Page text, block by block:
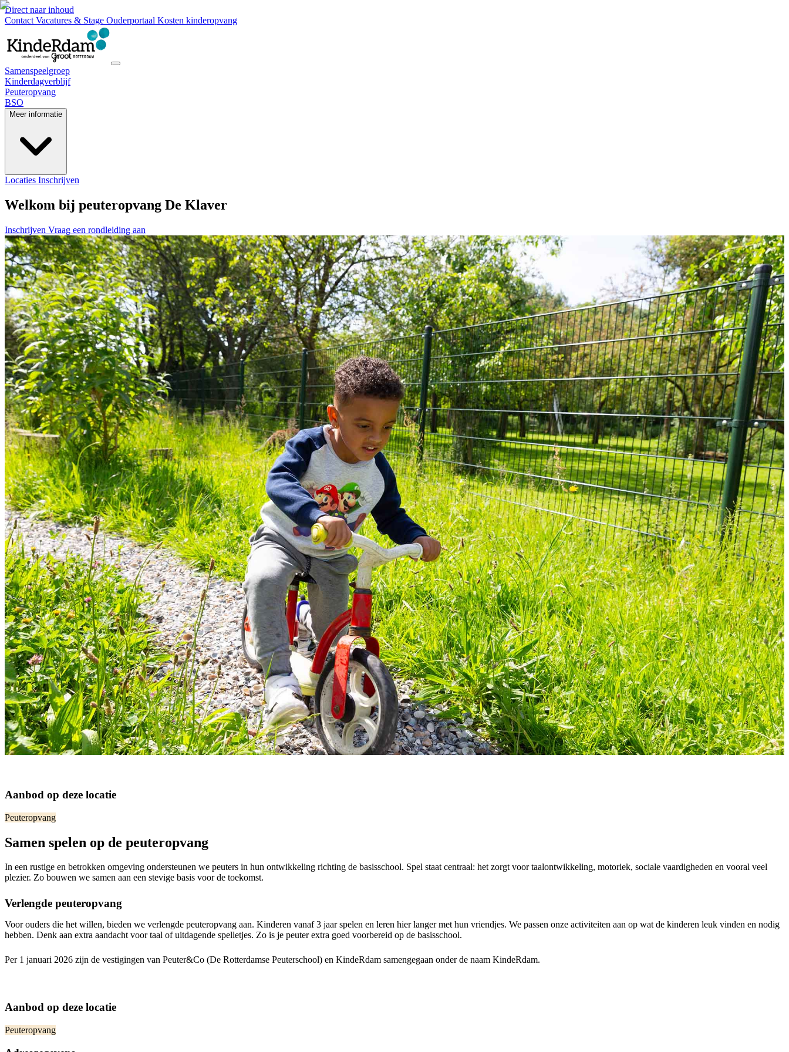
Direct naar inhoud
Contact Vacatures & Stage Ouderportaal Kosten kinderopvang
Samenspeelgroep
Kinderdagverblijf
Peuteropvang
BSO
Meer informatie
Locaties Inschrijven
Welkom bij peuteropvang De Klaver
Inschrijven Vraag een rondleiding aan
Aanbod op deze locatie
Peuteropvang
Samen spelen op de peuteropvang
In een rustige en betrokken omgeving ondersteunen we peuters in hun ontwikkeling richting de basisschool. Spel staat centraal: het zorgt voor taalontwikkeling, motoriek, sociale vaardigheden en vooral veel
plezier. Zo bouwen we samen aan een stevige basis voor de toekomst.
Verlengde peuteropvang
Voor ouders die het willen, bieden we verlengde peuteropvang aan. Kinderen vanaf 3 jaar spelen en leren hier langer met hun vriendjes. We passen onze activiteiten aan op wat de kinderen leuk vinden en nodig
hebben. Denk aan extra aandacht voor taal of uitdagende spelletjes. Zo is je peuter extra goed voorbereid op de basisschool.
Per 1 januari 2026 zijn de vestigingen van Peuter&Co (De Rotterdamse Peuterschool) en KindeRdam samengegaan onder de naam KindeRdam.
Aanbod op deze locatie
Peuteropvang